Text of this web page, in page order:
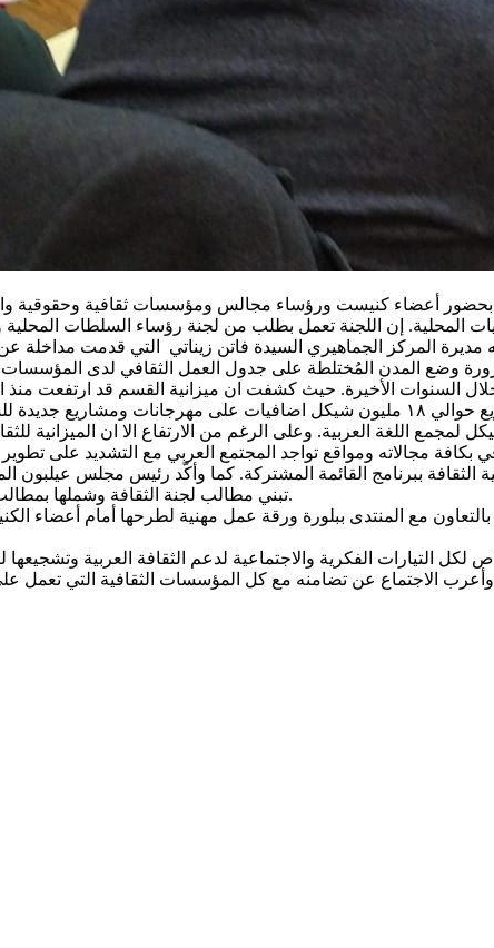
بحضور أعضاء كنيست ورؤساء مجالس ومؤسسات ثقافية وحقوقية
وضع المدن المُختلطة على جدول العمل الثقافي لدى المؤسسات
السنوات الأخيرة. حيث كشفت ان ميزانية القسم قد ارتفعت منذ
2016 من ١١ مليون شيكل إلى حوالي ٤٠ مليون شيكل في سنة ٢٠١٩، كما تم توزيع حوالي ١٨ مليون
ببرنامج القائمة المشتركة. كما وأكّد رئيس مجلس عيلبون
تبني مطالب لجنة الثقافة وشملها بمطالب المجتمع العربي أمام الوزارات والمكاتب الحكومية.
مع المنتدى ببلورة ورقة عمل مهنية لطرحها أمام أعضاء
التيارات الفكرية والاجتماعية لدعم الثقافة العربية